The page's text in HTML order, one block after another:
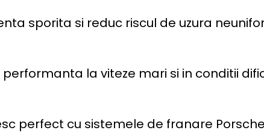
sporita si reduc riscul de uzura
la viteze mari si in conditii
perfect cu sistemele de franare